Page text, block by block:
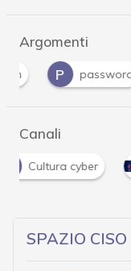
Argomenti
P
password
Canali
C
Cultura cyber
SPAZIO CISO